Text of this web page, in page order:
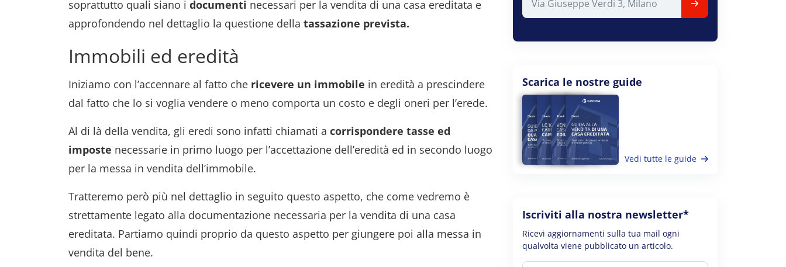
soprattutto quali siano i documenti necessari per la vendita di una casa ereditata e
approfondendo nel dettaglio la questione della tassazione prevista.
Immobili ed eredità
Iniziamo con l’accennare al fatto che ricevere un immobile in eredità a prescindere
dal fatto che lo si voglia vendere o meno comporta un costo e degli oneri per l’erede.
Al di là della vendita, gli eredi sono infatti chiamati a corrispondere tasse ed
imposte necessarie in primo luogo per l’accettazione dell’eredità ed in secondo luogo
per la messa in vendita dell’immobile.
Tratteremo però più nel dettaglio in seguito questo aspetto, che come vedremo è
strettamente legato alla documentazione necessaria per la vendita di una casa
ereditata. Partiamo quindi proprio da questo aspetto per giungere poi alla messa in
vendita del bene.
Scarica le nostre guide
Vedi tutte le guide
Iscriviti alla nostra newsletter*
Ricevi aggiornamenti sulla tua mail ogni
qualvolta viene pubblicato un articolo.